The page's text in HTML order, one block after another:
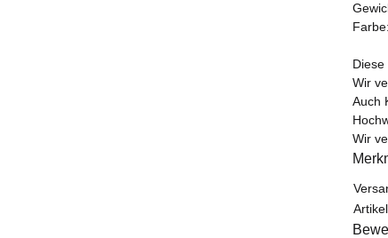
Diese
Wir
Auch
Wir